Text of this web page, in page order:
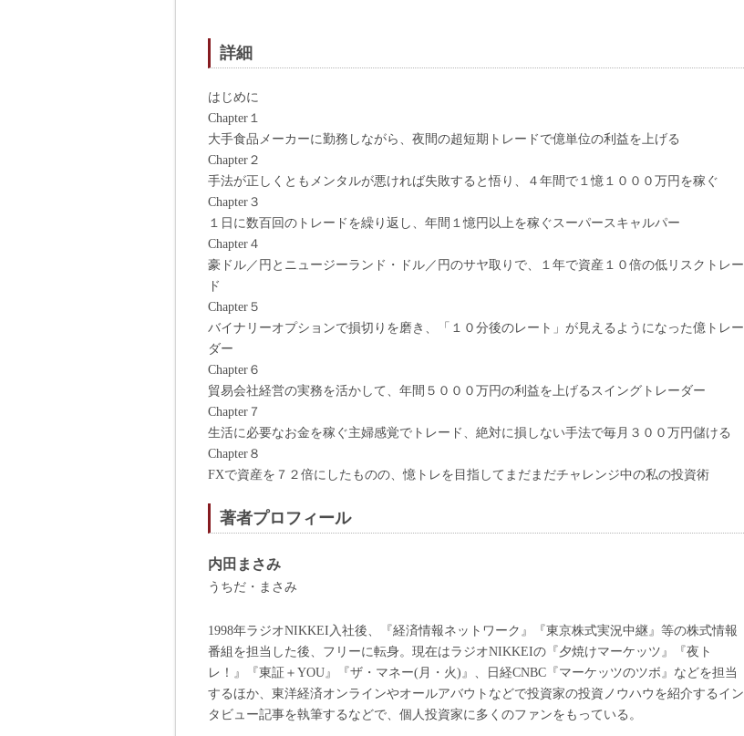
詳細
はじめに
Chapter１
大手食品メーカーに勤務しながら、夜間の超短期トレードで億単位の利益を上げる
Chapter２
手法が正しくともメンタルが悪ければ失敗すると悟り、４年間で１憶１０００万円を稼ぐ
Chapter３
１日に数百回のトレードを繰り返し、年間１憶円以上を稼ぐスーパースキャルパー
Chapter４
豪ドル／円とニュージーランド・ドル／円のサヤ取りで、１年で資産１０倍の低リスクトレー
ド
Chapter５
バイナリーオプションで損切りを磨き、「１０分後のレート」が見えるようになった億トレー
ダー
Chapter６
貿易会社経営の実務を活かして、年間５０００万円の利益を上げるスイングトレーダー
Chapter７
生活に必要なお金を稼ぐ主婦感覚でトレード、絶対に損しない手法で毎月３００万円儲ける
Chapter８
FXで資産を７２倍にしたものの、憶トレを目指してまだまだチャレンジ中の私の投資術
著者プロフィール
内田まさみ
うちだ・まさみ
1998年ラジオNIKKEI入社後、『経済情報ネットワーク』『東京株式実況中継』等の株式情報
番組を担当した後、フリーに転身。現在はラジオNIKKEIの『夕焼けマーケッツ』『夜ト
レ！』『東証＋YOU』『ザ・マネー(月・火)』、日経CNBC『マーケッツのツボ』などを担当
するほか、東洋経済オンラインやオールアバウトなどで投資家の投資ノウハウを紹介するイン
タビュー記事を執筆するなどで、個人投資家に多くのファンをもっている。